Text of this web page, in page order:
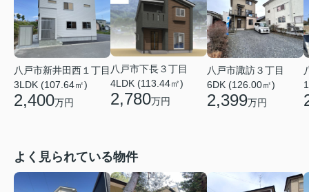
八戸市新井田西１丁目
3LDK (107.64㎡)
2,400万円
八戸市下長３丁目
4LDK (113.44㎡)
2,780万円
八戸市諏訪３丁目
6DK (126.00㎡)
2,399万円
よく見られている物件